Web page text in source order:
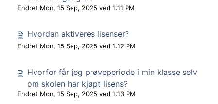
Endret Mon, 15 Sep, 2025 ved 1:11 PM
Hvordan aktiveres lisenser?
Endret Mon, 15 Sep, 2025 ved 1:12 PM
Hvorfor får jeg prøveperiode i min klasse selv
om skolen har kjøpt lisens?
Endret Mon, 15 Sep, 2025 ved 1:13 PM